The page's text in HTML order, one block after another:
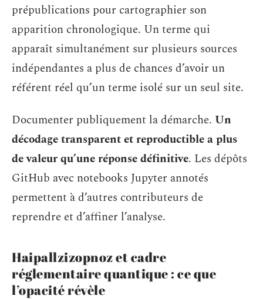
prépublications pour cartographier son
apparition chronologique. Un terme qui
apparaît simultanément sur plusieurs sources
indépendantes a plus de chances d’avoir un
référent réel qu’un terme isolé sur un seul site.
Documenter publiquement la démarche. Un
décodage transparent et reproductible a plus
de valeur qu’une réponse définitive. Les dépôts
GitHub avec notebooks Jupyter annotés
permettent à d’autres contributeurs de
reprendre et d’affiner l’analyse.
Haipallzizopnoz et cadre
réglementaire quantique : ce que
l’opacité révèle